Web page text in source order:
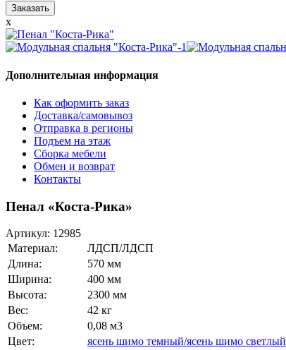
x
Дополнительная информация
Как оформить заказ
Доставка/самовывоз
Отправка в регионы
Подъем на этаж
Сборка мебели
Обмен и возврат
Контакты
Пенал «Коста-Рика»
Артикул: 12985
Материал:
ЛДСП/ЛДСП
Длина:
570 мм
Ширина:
400 мм
Высота:
2300 мм
Вес:
42 кг
Объем:
0,08 м3
Цвет:
ясень шимо темный/ясень шимо светлый